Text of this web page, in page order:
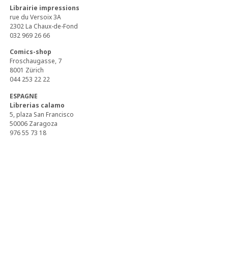
Librairie impressions
rue du Versoix 3A
2302 La Chaux-de-Fond
032 969 26 66
Comics-shop
Froschaugasse, 7
8001 Zürich
044 253 22 22
ESPAGNE
Librerias calamo
5, plaza San Francisco
50006 Zaragoza
976 55 73 18